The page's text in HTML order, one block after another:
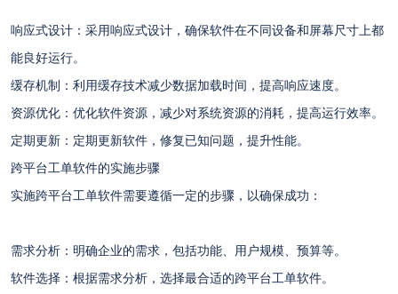
响应式设计：采用响应式设计，确保软件在不同设备和屏幕尺寸上都
能良好运行。
缓存机制：利用缓存技术减少数据加载时间，提高响应速度。
资源优化：优化软件资源，减少对系统资源的消耗，提高运行效率。
定期更新：定期更新软件，修复已知问题，提升性能。
跨平台工单软件的实施步骤
实施跨平台工单软件需要遵循一定的步骤，以确保成功：
需求分析：明确企业的需求，包括功能、用户规模、预算等。
软件选择：根据需求分析，选择最合适的跨平台工单软件。